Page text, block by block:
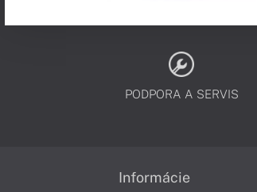
PODPORA A SERVIS
Informácie